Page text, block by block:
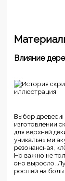
Влияние
Выбор
изготовлении
для верхней
уникальными
резонансная,
Но важно не
оно выросло.
росшей на